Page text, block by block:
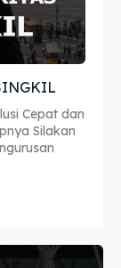
Cepat dan
Silakan